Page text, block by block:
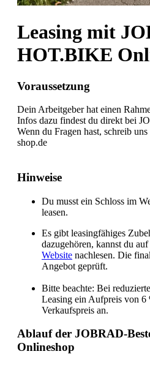
Leasing mit
HOT.BIKE
Voraussetzung
Dein Arbeitgeber hat einen
Infos dazu findest du direkt bei
Wenn du Fragen hast, schreib
shop.de
Hinweise
Du musst ein Schloss im
leasen.
Es gibt leasingfähiges
dazugehören, kannst du
Website nachlesen. Die
Angebot geprüft.
Bitte beachte: Bei
Leasing ein Aufpreis von 6
Verkaufspreis an.
Ablauf der JOBRAD-
Onlineshop